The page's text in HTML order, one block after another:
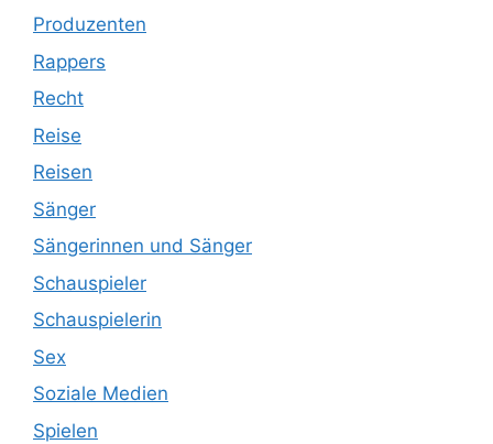
Produzenten
Rappers
Recht
Reise
Reisen
Sänger
Sängerinnen und Sänger
Schauspieler
Schauspielerin
Sex
Soziale Medien
Spielen